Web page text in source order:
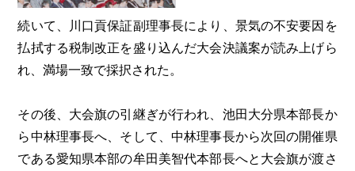
続いて、川口貢保証副理事長により、景気の不安要因を
払拭する税制改正を盛り込んだ大会決議案が読み上げら
れ、満場一致で採択された。
その後、大会旗の引継ぎが行われ、池田大分県本部長か
ら中林理事長へ、そして、中林理事長から次回の開催県
である愛知県本部の牟田美智代本部長へと大会旗が渡さ